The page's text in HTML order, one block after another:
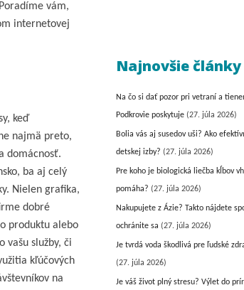
vám,
internetovej
keď
najmä preto,
domácnosť.
ba aj celý
Nielen grafika,
dobré
produktu alebo
vašu služby, či
kľúčových
na
Najnovšie články
Na čo si dať pozor pri vetraní a
Podkrovie poskytuje (27. júla 2026)
Bolia vás aj susedov uši? Ako
detskej izby? (27. júla 2026)
Pre koho je biologická liečba kĺbov
pomáha? (27. júla 2026)
Nakupujete z Ázie? Takto nájdete
ochránite sa (27. júla 2026)
Je tvrdá voda škodlivá pre ľudské
(27. júla 2026)
Je váš život plný stresu? Výlet do